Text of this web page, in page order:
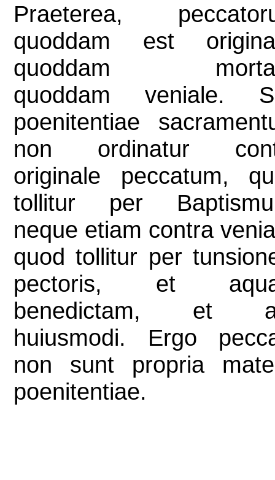
Praeterea,
quoddam est
quoddam
quoddam veniale.
poenitentiae
non ordinatur
originale peccatum,
tollitur per
neque etiam contra
quod tollitur per
pectoris, et
benedictam, et
huiusmodi. Ergo
non sunt propria
poenitentiae.